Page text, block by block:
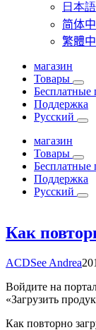
日本語
简体
繁體
магазин
Товары
Бесплатные
Поддержка
Pусский
магазин
Товары
Бесплатные
Поддержка
Pусский
Как
ACDSee Andrea
Войдите на
«Загрузить
Как повторно